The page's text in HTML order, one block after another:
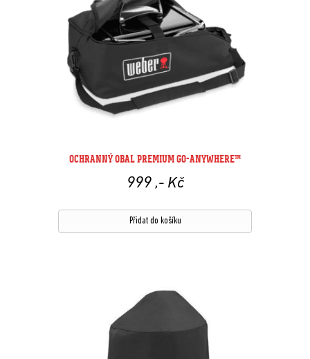
OCHRANNÝ OBAL PREMIUM GO-ANYWHERE™
999 ,- Kč
Přidat do košíku